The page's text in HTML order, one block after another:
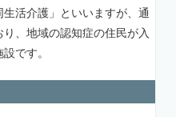
活介護」といいますが、通
、地域の認知症の住民が入
です。